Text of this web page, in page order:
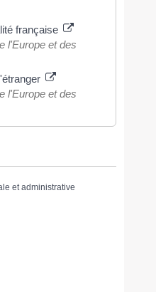
française
l'Europe et des
l'Europe et des
et administrative